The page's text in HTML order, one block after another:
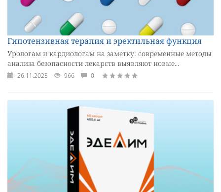
Гипотензивная терапия и эректильная функция
Урологам и кардиологам на заметку: современные методы
анализа безопасности лекарств выявляют новые...
26.11.2025 966 0